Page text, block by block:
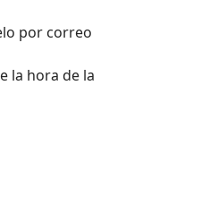
por correo
la hora de la